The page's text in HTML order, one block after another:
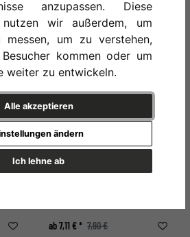
anzupassen. Diese
nutzen wir außerdem, um
messen, um zu verstehen,
kommen oder um
weiter zu entwickeln.
Alle akzeptieren
Ich lehne ab
ändern
HENRI DE TOULOUSE-LAUTREC - LA PASSAGÈRE DU 54
WERBEPLAKAT FÜR "DE KRONIEK"
ab 7,11 € * 7,90 €
ab 7,11 € * 7,90 €